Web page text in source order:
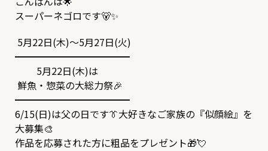
スーパーネゴロです🐻✨
5月22日(木)～5月27日(火)
━━━━━━━━━━━━
5月22日(木)は
鮮魚・惣菜の大総力祭🎉
━━━━━━━━━━━━
6/15(日)は父の日です👔大好きなご家族の『似顔絵』を
大募集🎨
作品を応募された方に粗品をプレゼント🎁💘